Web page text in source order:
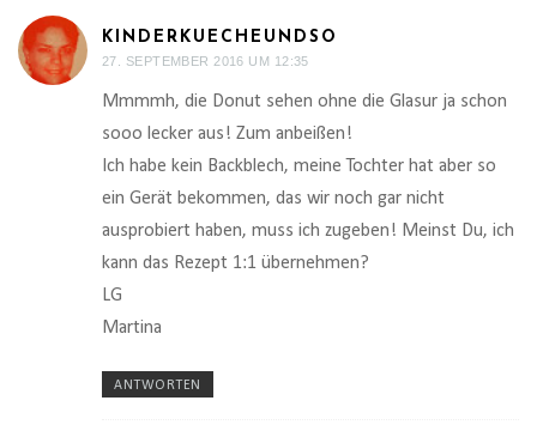
KINDERKUECHEUNDSO
27. SEPTEMBER 2016 UM 12:35
Mmmmh, die Donut sehen ohne die Glasur ja schon
sooo lecker aus! Zum anbeißen!
Ich habe kein Backblech, meine Tochter hat aber so
ein Gerät bekommen, das wir noch gar nicht
ausprobiert haben, muss ich zugeben! Meinst Du, ich
kann das Rezept 1:1 übernehmen?
LG
Martina
ANTWORTEN